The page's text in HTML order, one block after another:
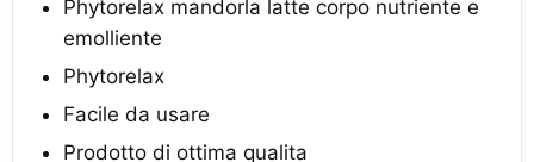
Phytorelax mandorla latte corpo nutriente e
emolliente
Phytorelax
Facile da usare
Prodotto di ottima qualita